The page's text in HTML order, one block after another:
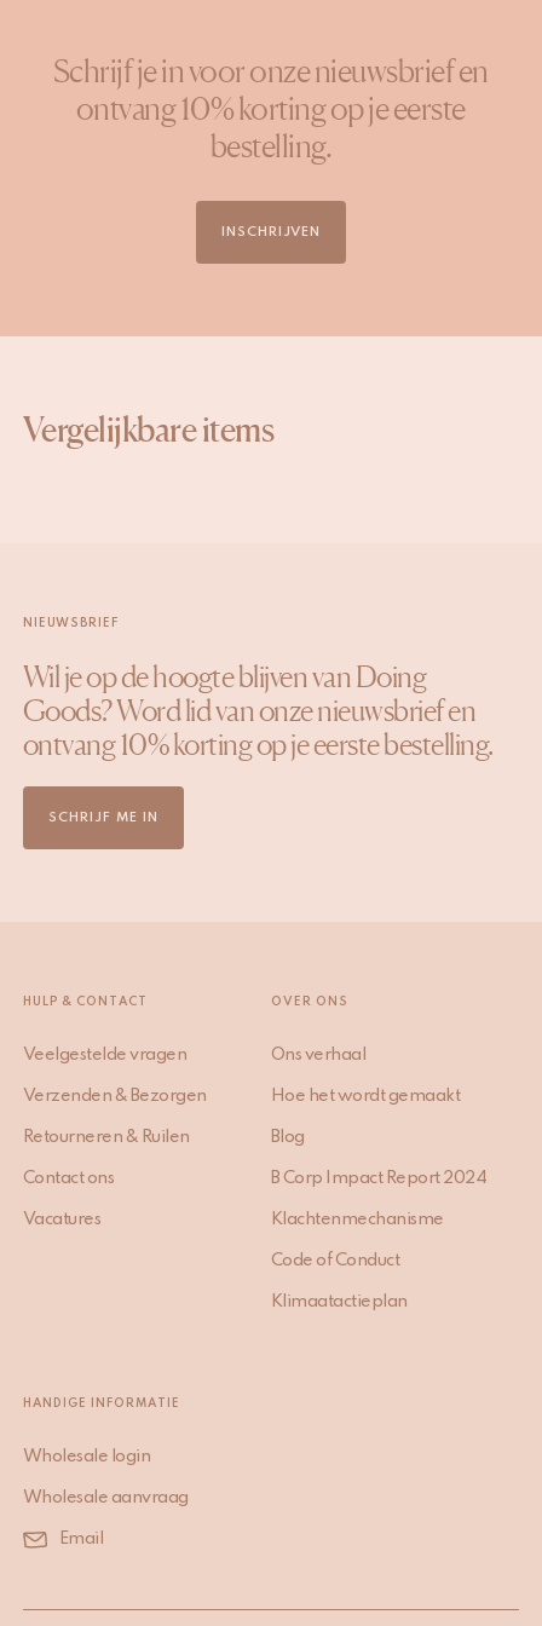
Schrijf je in voor onze nieuwsbrief en
ontvang 10% korting op je eerste
bestelling.
INSCHRIJVEN
Vergelijkbare items
NIEUWSBRIEF
Wil je op de hoogte blijven van Doing
Goods? Word lid van onze nieuwsbrief en
ontvang 10% korting op je eerste bestelling.
SCHRIJF ME IN
HULP & CONTACT
Veelgestelde vragen
Verzenden & Bezorgen
Retourneren & Ruilen
Contact ons
Vacatures
OVER ONS
Ons verhaal
Hoe het wordt gemaakt
Blog
B Corp Impact Report 2024
Klachtenmechanisme
Code of Conduct
Klimaatactieplan
HANDIGE INFORMATIE
Wholesale login
Wholesale aanvraag
Email